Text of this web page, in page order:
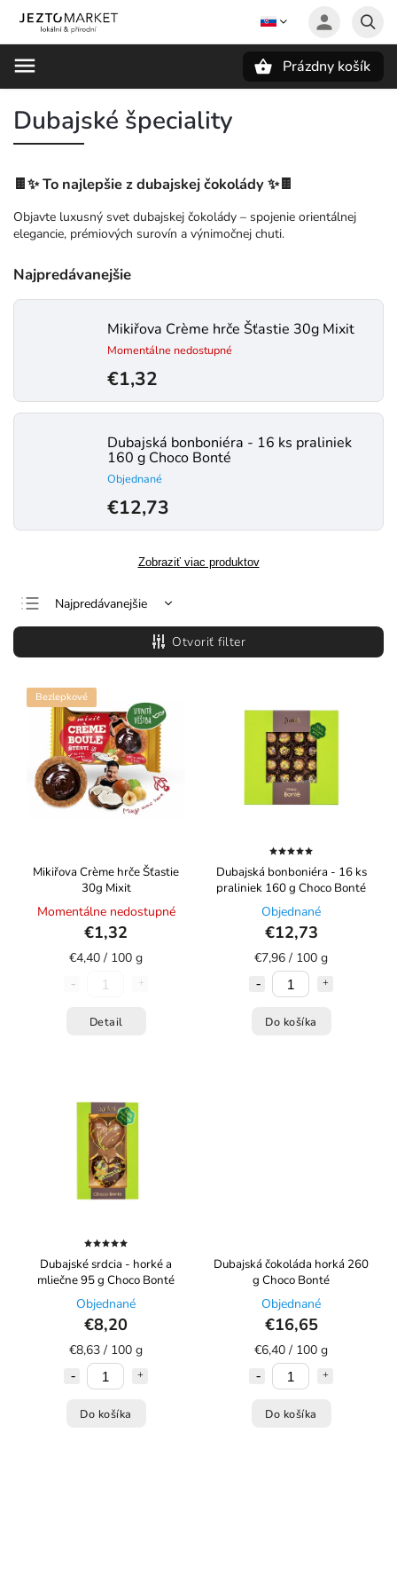
Prázdny košík
Dubajské špeciality
🍫✨ To najlepšie z dubajskej čokolády ✨🍫
Objavte luxusný svet dubajskej čokolády – spojenie orientálnej
elegancie, prémiových surovín a výnimočnej chuti.
Najpredávanejšie
Mikiřova Crème hrče Šťastie 30g Mixit
Momentálne nedostupné
€1,32
Dubajská bonboniéra - 16 ks praliniek
160 g Choco Bonté
Objednané
€12,73
Zobraziť viac produktov
Najpredávanejšie
Najlacnejšie
Najdrahšie
Abecedne
Otvoriť filter
Bezlepkové
Mikiřova Crème hrče Šťastie
30g Mixit
Momentálne nedostupné
€1,32
€4,40 / 100 g
Detail
Dubajská bonboniéra - 16 ks
praliniek 160 g Choco Bonté
Objednané
€12,73
€7,96 / 100 g
Do košíka
Dubajské srdcia - horké a
mliečne 95 g Choco Bonté
Objednané
€8,20
€8,63 / 100 g
Do košíka
Dubajská čokoláda horká 260
g Choco Bonté
Objednané
€16,65
€6,40 / 100 g
Do košíka